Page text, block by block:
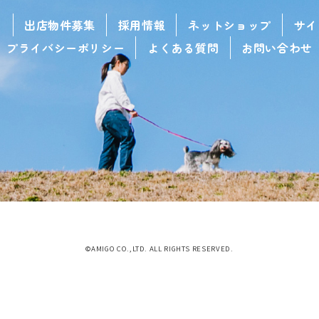
出店物件募集 採用情報 ネットショップ
サ
プライバシーポリシー
よくある質問 お問い合わせ
©AMIGO CO.,LTD. ALL RIGHTS RESERVED.